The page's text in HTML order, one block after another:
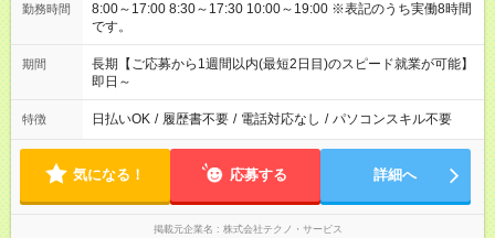
勤務時間
8:00～17:00 8:30～17:30 10:00～19:00 ※表記のうち実働8時間
です。
期間
長期【ご応募から1週間以内(最短2日目)のスピード就業が可能】
即日～
特徴 日払いOK / 履歴書不要 / 電話対応なし / パソコンスキル不要
気になる！ 応募する 詳細へ
掲載元企業名 株式会社テクノ・サービス